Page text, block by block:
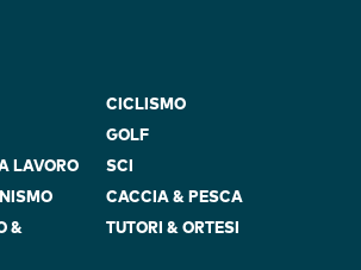
CICLISMO
GOLF
LAVORO
SCI
CACCIA & PESCA
&
TUTORI & ORTESI